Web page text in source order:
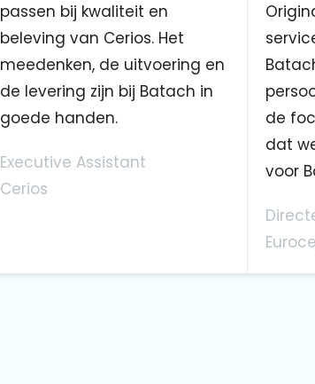
passen bij kwaliteit en
beleving van Cerios. Het
meedenken, de uitvoering en
de levering zijn bij Batach in
goede handen.
Executive Assistant
Cerios
de
dat
voor